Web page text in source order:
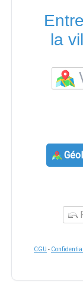
la
CGU -